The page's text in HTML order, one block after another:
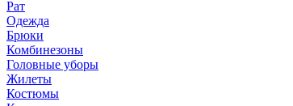
Рат
Одежда
Брюки
Комбинезоны
Головные уборы
Жилеты
Костюмы